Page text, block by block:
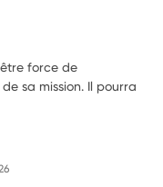
force de
sa mission. Il pourra